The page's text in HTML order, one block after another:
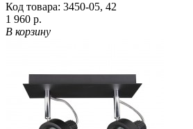
Код товара: 3450-05, 42
1 960 р.
В корзину